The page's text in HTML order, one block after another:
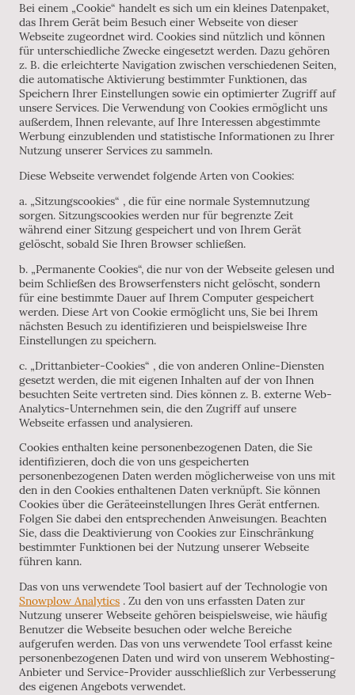
Bei einem „Cookie“ handelt es sich um ein kleines Datenpaket,
das Ihrem Gerät beim Besuch einer Webseite von dieser
Webseite zugeordnet wird. Cookies sind nützlich und können
für unterschiedliche Zwecke eingesetzt werden. Dazu gehören
z. B. die erleichterte Navigation zwischen verschiedenen Seiten,
die automatische Aktivierung bestimmter Funktionen, das
Speichern Ihrer Einstellungen sowie ein optimierter Zugriff auf
unsere Services. Die Verwendung von Cookies ermöglicht uns
außerdem, Ihnen relevante, auf Ihre Interessen abgestimmte
Werbung einzublenden und statistische Informationen zu Ihrer
Nutzung unserer Services zu sammeln.
Diese Webseite verwendet folgende Arten von Cookies:
a. „Sitzungscookies“ , die für eine normale Systemnutzung
sorgen. Sitzungscookies werden nur für begrenzte Zeit
während einer Sitzung gespeichert und von Ihrem Gerät
gelöscht, sobald Sie Ihren Browser schließen.
b. „Permanente Cookies“, die nur von der Webseite gelesen und
beim Schließen des Browserfensters nicht gelöscht, sondern
für eine bestimmte Dauer auf Ihrem Computer gespeichert
werden. Diese Art von Cookie ermöglicht uns, Sie bei Ihrem
nächsten Besuch zu identifizieren und beispielsweise Ihre
Einstellungen zu speichern.
c. „Drittanbieter-Cookies“ , die von anderen Online-Diensten
gesetzt werden, die mit eigenen Inhalten auf der von Ihnen
besuchten Seite vertreten sind. Dies können z. B. externe Web-
Analytics-Unternehmen sein, die den Zugriff auf unsere
Webseite erfassen und analysieren.
Cookies enthalten keine personenbezogenen Daten, die Sie
identifizieren, doch die von uns gespeicherten
personenbezogenen Daten werden möglicherweise von uns mit
den in den Cookies enthaltenen Daten verknüpft. Sie können
Cookies über die Geräteeinstellungen Ihres Gerät entfernen.
Folgen Sie dabei den entsprechenden Anweisungen. Beachten
Sie, dass die Deaktivierung von Cookies zur Einschränkung
bestimmter Funktionen bei der Nutzung unserer Webseite
führen kann.
Das von uns verwendete Tool basiert auf der Technologie von
Snowplow Analytics . Zu den von uns erfassten Daten zur
Nutzung unserer Webseite gehören beispielsweise, wie häufig
Benutzer die Webseite besuchen oder welche Bereiche
aufgerufen werden. Das von uns verwendete Tool erfasst keine
personenbezogenen Daten und wird von unserem Webhosting-
Anbieter und Service-Provider ausschließlich zur Verbesserung
des eigenen Angebots verwendet.